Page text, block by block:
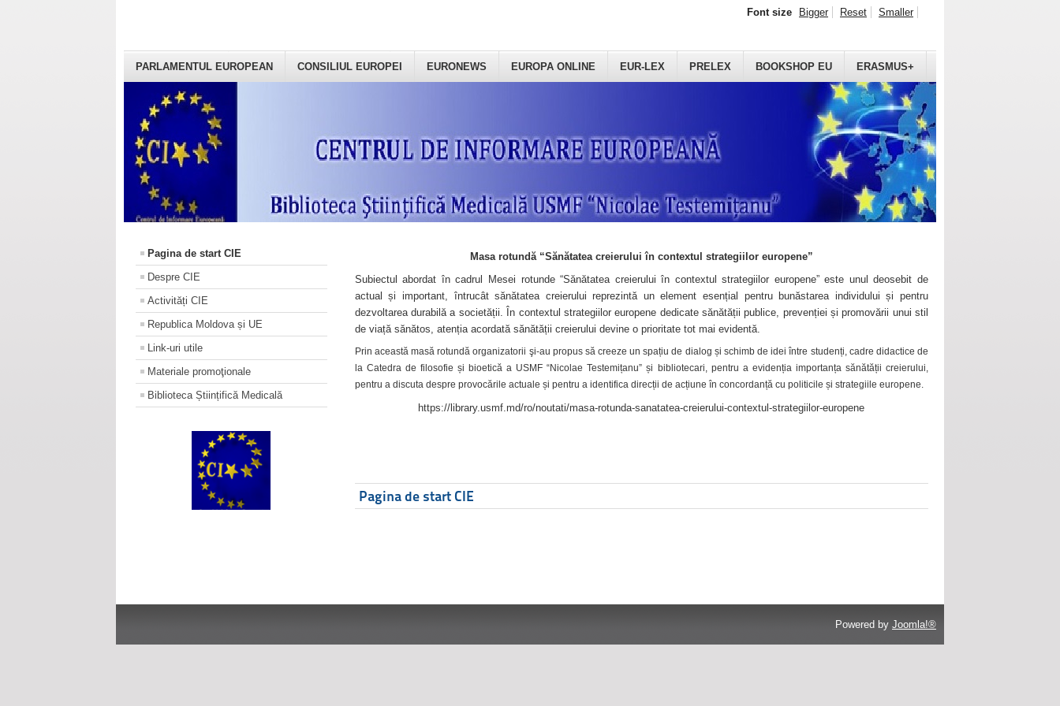
PARLAMENTUL EUROPEAN CONSILIUL EUROPEI EURONEWS EUROPA ONLINE EUR-LEX PRELEX BOOKSHOP EU ERASMUS+
Font size Bigger Reset Smaller
Pagina de start CIE
Despre CIE
Activități CIE
Republica Moldova și UE
Link-uri utile
Materiale promoţionale
Biblioteca Științifică Medicală
Masa rotundă “Sănătatea creierului în contextul strategiilor europene”
Subiectul abordat în cadrul Mesei rotunde “Sănătatea creierului în contextul strategiilor europene” este unul deosebit de
actual și important, întrucât sănătatea creierului reprezintă un element esențial pentru bunăstarea individului și pentru
dezvoltarea durabilă a societății. În contextul strategiilor europene dedicate sănătății publice, prevenției și promovării unui stil
de viață sănătos, atenția acordată sănătății creierului devine o prioritate tot mai evidentă.
Prin această masă rotundă organizatorii şi-au propus să creeze un spațiu de dialog și schimb de idei între studenți, cadre didactice de
la Catedra de filosofie și bioetică a USMF “Nicolae Testemițanu” și bibliotecari, pentru a evidenția importanța sănătății creierului,
pentru a discuta despre provocările actuale și pentru a identifica direcții de acțiune în concordanță cu politicile și strategiile europene.
https://library.usmf.md/ro/noutati/masa-rotunda-sanatatea-creierului-contextul-strategiilor-europene
Pagina de start CIE
Powered by Joomla!®